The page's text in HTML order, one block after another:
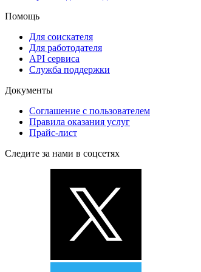
Помощь
Для соискателя
Для работодателя
API сервиса
Служба поддержки
Документы
Соглашение с пользователем
Правила оказания услуг
Прайс-лист
Следите за нами в соцсетях